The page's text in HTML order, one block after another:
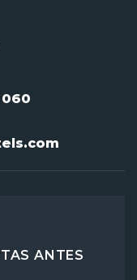
060
ANTES